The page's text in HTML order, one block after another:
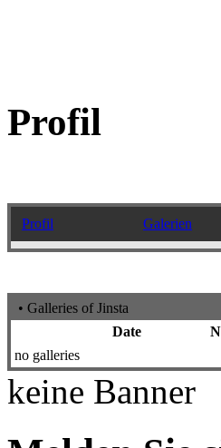
Profil
Profil Galerien
• Galleries of Jinsta
Date
no galleries
keine Banner